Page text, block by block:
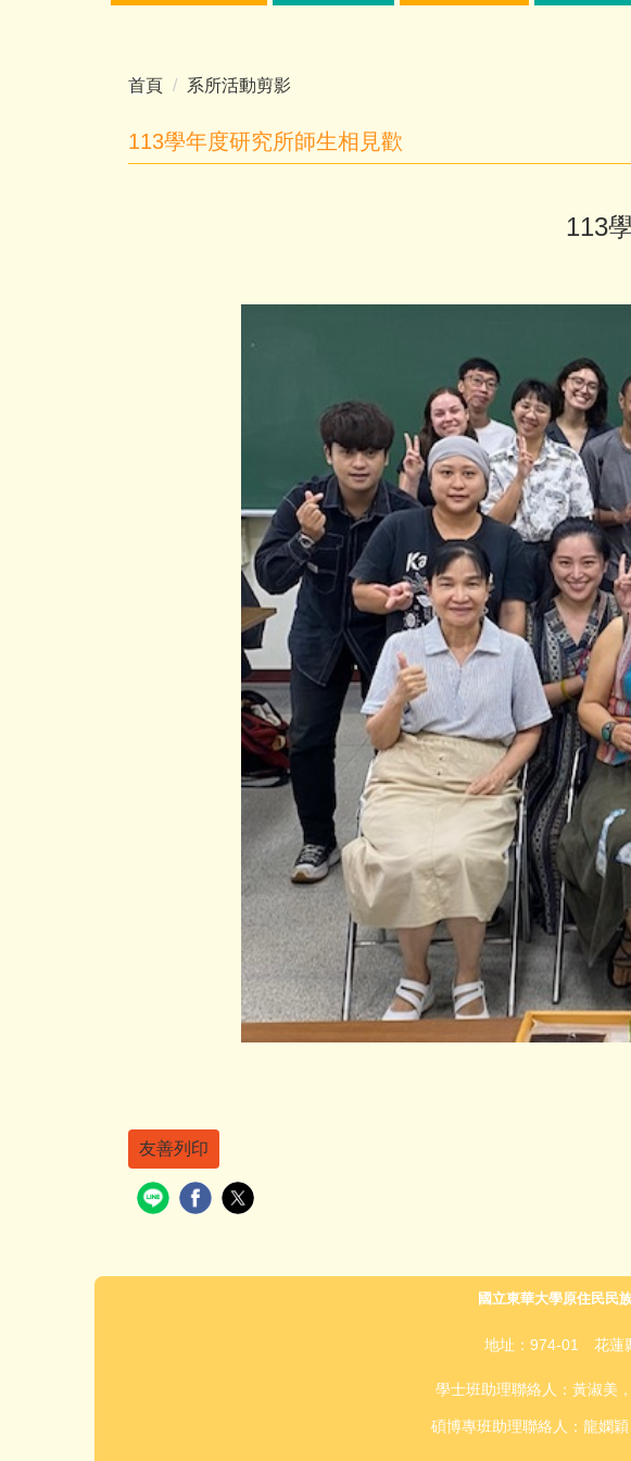
首頁 系所活動剪影
113學年度研究所師生相見歡
113
友善列印
國立東華大學原住民民
地址：974-01 花蓮
學士班助理聯絡人：黃淑美
碩博專班助理聯絡人：龍嫻